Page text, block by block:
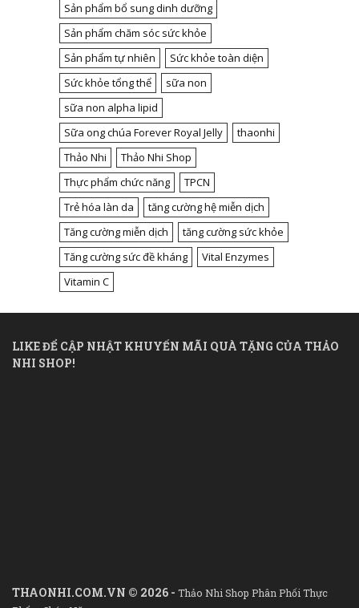
Sản phẩm bổ sung dinh dưỡng
Sản phẩm chăm sóc sức khỏe
Sản phẩm tự nhiên
Sức khỏe toàn diện
Sức khỏe tổng thể
sữa non
sữa non alpha lipid
Sữa ong chúa Forever Royal Jelly
thaonhi
Thảo Nhi
Thảo Nhi Shop
Thực phẩm chức năng
TPCN
Trẻ hóa làn da
tăng cường hệ miễn dịch
Tăng cường miễn dịch
tăng cường sức khỏe
Tăng cường sức đề kháng
Vital Enzymes
Vitamin C
LIKE ĐỂ CẬP NHẬT KHUYẾN MÃI QUÀ TẶNG CỦA THẢO
NHI SHOP!
THAONHI.COM.VN © 2026 - Thảo Nhi Shop Phân Phối Thực